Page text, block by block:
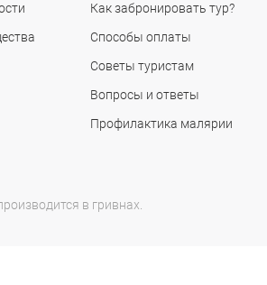
Как забронировать тур?
Способы оплаты
Советы туристам
Вопросы и ответы
Профилактика малярии
в гривнах.